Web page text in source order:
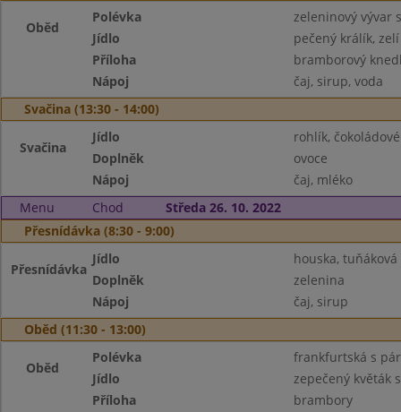
Oběd
Polévka
zeleninový vývar
Jídlo
pečený králík, zelí
Příloha
bramborový
Nápoj
čaj, sirup, voda
Svačina (13:30 - 14:00)
Svačina
Jídlo
rohlík,
Doplněk
ovoce
Nápoj
čaj, mléko
Menu
Chod
Středa 26. 10. 2022
Přesnídávka (8:30 - 9:00)
Přesnídávka
Jídlo
houska,
Doplněk
zelenina
Nápoj
čaj, sirup
Oběd (11:30 - 13:00)
Oběd
Polévka
frankfurtská s
Jídlo
zepečený květák
Příloha
brambory